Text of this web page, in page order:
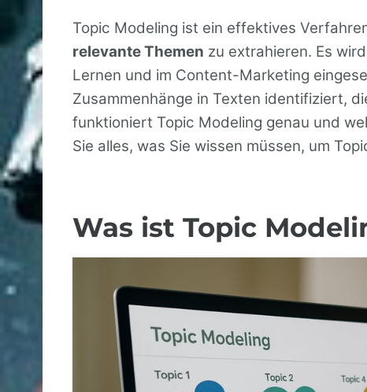
Topic Modeling ist ein effektives
relevante Themen zu extrahieren. Es
Lernen und im Content-Marketing
Zusammenhänge in Texten identifiziert,
funktioniert Topic Modeling genau und
Sie alles, was Sie wissen müssen, um
Was ist Topic